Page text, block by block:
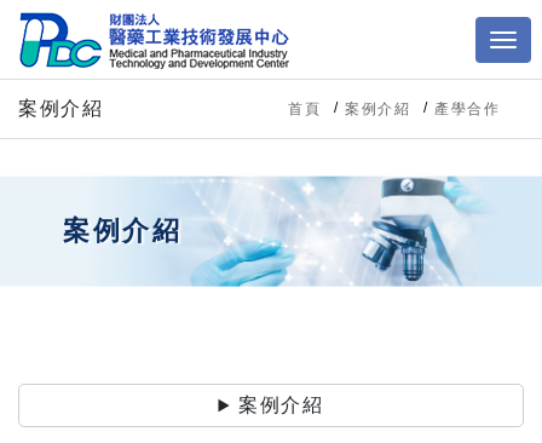
案例介紹 首頁 案例介紹 產學合作
案例介紹
案例介紹